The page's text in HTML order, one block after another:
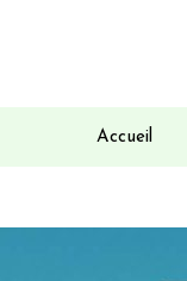
Accueil